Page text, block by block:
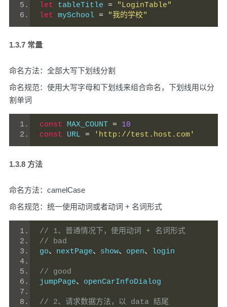
let tableTitle =
"LoginTable"
let mySchool = "我的学校"
1.3.7 常量
命名方法：全部大写下划线分割
命名规范：使用大写字母和下划线来组合命名，下划线用以分
割单词
const MAX_COUNT = 10
const URL = 'http://test.host.com'
1.3.8 方法
命名方法：camelCase
命名规范：统一使用动词或者动词 + 名词形式
// 1、普通情况下，使用动词 + 名词形式
// bad
go、 nextPage、 show、 open、 login
// good
jumpPage、 openCarInfoDialog
// 2、请求数据方法，以 data 结尾